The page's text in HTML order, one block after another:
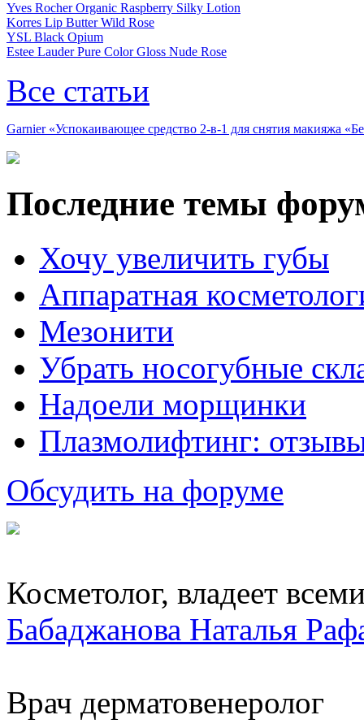
Yves Rocher Organic Raspberry Silky Lotion
Korres Lip Butter Wild Rose
YSL Black Opium
Estee Lauder Pure Color Gloss Nude Rose
Все статьи
Garnier «Успокаивающее средство 2-в-1 для снятия макияжа
Последние темы
Хочу увеличить губы
Аппаратная
Мезонити
Убрать носогубные
Надоели морщинки
Плазмолифтинг:
Обсудить на форуме
Косметолог, владеет
Бабаджанова Наталья
Врач дерматовенеролог